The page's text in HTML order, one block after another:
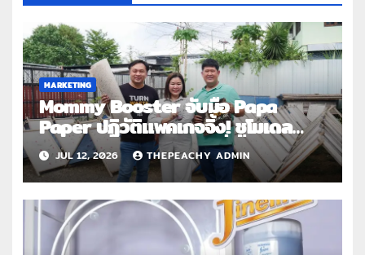
MARKETING
Mommy Booster จับมือ Papa
Paper ปฏิวัติแพคเกจจิ้ง! ชูโมเดล
Circular Economy เปลี่ยน “กาก
หัวปลี” เป็นกันกระแทกรักษ์โลก
JUL 12, 2026 THEPEACHY ADMIN